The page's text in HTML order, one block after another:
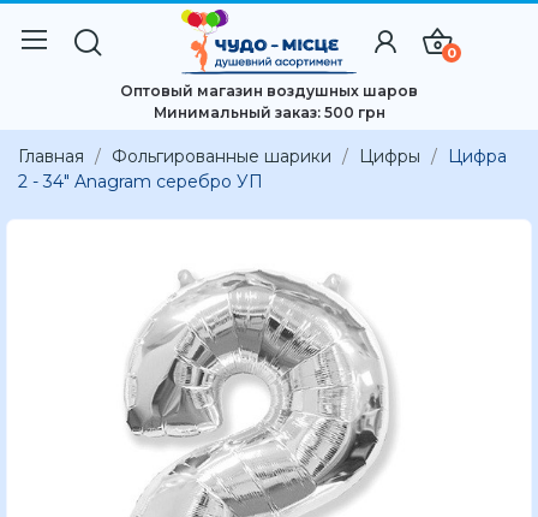
0
Оптовый магазин воздушных шаров
Минимальный заказ: 500 грн
Главная Фольгированные шарики Цифры
Цифра
2 - 34" Anagram серебро УП